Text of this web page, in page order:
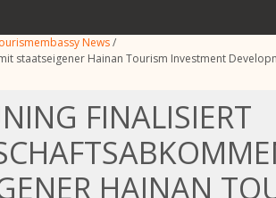
News/
staatseigener Hainan Tourism Investment
FINALISIERT
HAINAN